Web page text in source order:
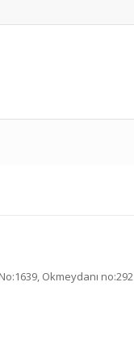
Okmeydanı no:292